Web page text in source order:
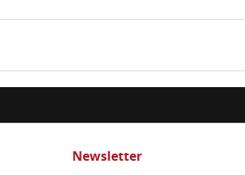
Newsletter